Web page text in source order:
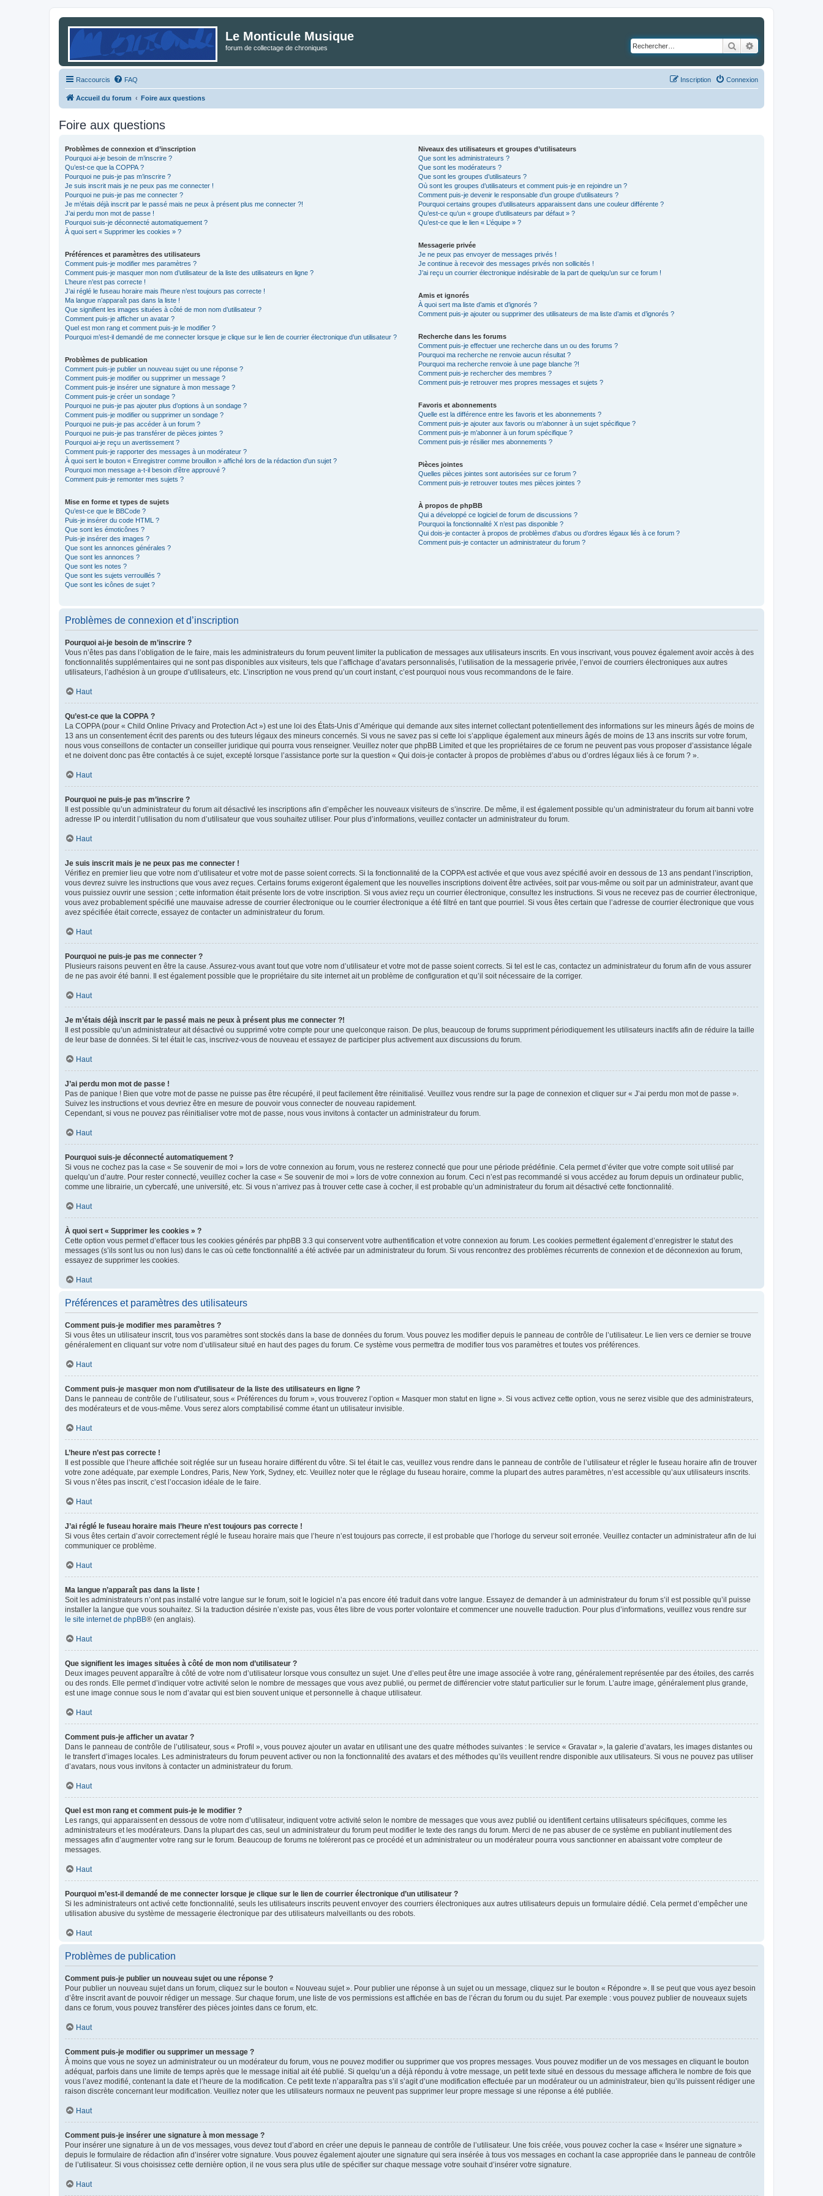
Le Monticule Musique
forum de collectage de chroniques Rechercher
Raccourcis FAQ Connexion
Inscription
Accueil du forum Foire aux questions
Foire aux questions
Problèmes de connexion et d’inscription
Pourquoi ai-je besoin de m’inscrire ?
Qu’est-ce que la COPPA ?
Pourquoi ne puis-je pas m’inscrire ?
Je suis inscrit mais je ne peux pas me connecter !
Pourquoi ne puis-je pas me connecter ?
Je m’étais déjà inscrit par le passé mais ne peux à présent plus me connecter ?!
J’ai perdu mon mot de passe !
Pourquoi suis-je déconnecté automatiquement ?
À quoi sert « Supprimer les cookies » ?
Préférences et paramètres des utilisateurs
Comment puis-je modifier mes paramètres ?
Comment puis-je masquer mon nom d’utilisateur de la liste des utilisateurs en ligne ?
L’heure n’est pas correcte !
J’ai réglé le fuseau horaire mais l’heure n’est toujours pas correcte !
Ma langue n’apparaît pas dans la liste !
Que signifient les images situées à côté de mon nom d’utilisateur ?
Comment puis-je afficher un avatar ?
Quel est mon rang et comment puis-je le modifier ?
Pourquoi m’est-il demandé de me connecter lorsque je clique sur le lien de courrier électronique d’un utilisateur ?
Problèmes de publication
Comment puis-je publier un nouveau sujet ou une réponse ?
Comment puis-je modifier ou supprimer un message ?
Comment puis-je insérer une signature à mon message ?
Comment puis-je créer un sondage ?
Pourquoi ne puis-je pas ajouter plus d’options à un sondage ?
Comment puis-je modifier ou supprimer un sondage ?
Pourquoi ne puis-je pas accéder à un forum ?
Pourquoi ne puis-je pas transférer de pièces jointes ?
Pourquoi ai-je reçu un avertissement ?
Comment puis-je rapporter des messages à un modérateur ?
À quoi sert le bouton « Enregistrer comme brouillon » affiché lors de la rédaction d’un sujet ?
Pourquoi mon message a-t-il besoin d’être approuvé ?
Comment puis-je remonter mes sujets ?
Mise en forme et types de sujets
Qu’est-ce que le BBCode ?
Puis-je insérer du code HTML ?
Que sont les émoticônes ?
Puis-je insérer des images ?
Que sont les annonces générales ?
Que sont les annonces ?
Que sont les notes ?
Que sont les sujets verrouillés ?
Que sont les icônes de sujet ?
Niveaux des utilisateurs et groupes d’utilisateurs
Que sont les administrateurs ?
Que sont les modérateurs ?
Que sont les groupes d’utilisateurs ?
Où sont les groupes d’utilisateurs et comment puis-je en rejoindre un ?
Comment puis-je devenir le responsable d’un groupe d’utilisateurs ?
Pourquoi certains groupes d’utilisateurs apparaissent dans une couleur différente ?
Qu’est-ce qu’un « groupe d’utilisateurs par défaut » ?
Qu’est-ce que le lien « L’équipe » ?
Messagerie privée
Je ne peux pas envoyer de messages privés !
Je continue à recevoir des messages privés non sollicités !
J’ai reçu un courrier électronique indésirable de la part de quelqu’un sur ce forum !
Amis et ignorés
À quoi sert ma liste d’amis et d’ignorés ?
Comment puis-je ajouter ou supprimer des utilisateurs de ma liste d’amis et d’ignorés ?
Recherche dans les forums
Comment puis-je effectuer une recherche dans un ou des forums ?
Pourquoi ma recherche ne renvoie aucun résultat ?
Pourquoi ma recherche renvoie à une page blanche ?!
Comment puis-je rechercher des membres ?
Comment puis-je retrouver mes propres messages et sujets ?
Favoris et abonnements
Quelle est la différence entre les favoris et les abonnements ?
Comment puis-je ajouter aux favoris ou m’abonner à un sujet spécifique ?
Comment puis-je m’abonner à un forum spécifique ?
Comment puis-je résilier mes abonnements ?
Pièces jointes
Quelles pièces jointes sont autorisées sur ce forum ?
Comment puis-je retrouver toutes mes pièces jointes ?
À propos de phpBB
Qui a développé ce logiciel de forum de discussions ?
Pourquoi la fonctionnalité X n’est pas disponible ?
Qui dois-je contacter à propos de problèmes d’abus ou d’ordres légaux liés à ce forum ?
Comment puis-je contacter un administrateur du forum ?
Problèmes de connexion et d’inscription
Pourquoi ai-je besoin de m’inscrire ?
Vous n’êtes pas dans l’obligation de le faire, mais les administrateurs du forum peuvent limiter la publication de messages aux utilisateurs inscrits. En vous inscrivant, vous pouvez également avoir accès à des
fonctionnalités supplémentaires qui ne sont pas disponibles aux visiteurs, tels que l’affichage d’avatars personnalisés, l’utilisation de la messagerie privée, l’envoi de courriers électroniques aux autres
utilisateurs, l’adhésion à un groupe d’utilisateurs, etc. L’inscription ne vous prend qu’un court instant, c’est pourquoi nous vous recommandons de le faire.
Haut
Qu’est-ce que la COPPA ?
La COPPA (pour « Child Online Privacy and Protection Act ») est une loi des États-Unis d’Amérique qui demande aux sites internet collectant potentiellement des informations sur les mineurs âgés de moins de
13 ans un consentement écrit des parents ou des tuteurs légaux des mineurs concernés. Si vous ne savez pas si cette loi s’applique également aux mineurs âgés de moins de 13 ans inscrits sur votre forum,
nous vous conseillons de contacter un conseiller juridique qui pourra vous renseigner. Veuillez noter que phpBB Limited et que les propriétaires de ce forum ne peuvent pas vous proposer d’assistance légale
et ne doivent donc pas être contactés à ce sujet, excepté lorsque l’assistance porte sur la question « Qui dois-je contacter à propos de problèmes d’abus ou d’ordres légaux liés à ce forum ? ».
Haut
Pourquoi ne puis-je pas m’inscrire ?
Il est possible qu’un administrateur du forum ait désactivé les inscriptions afin d’empêcher les nouveaux visiteurs de s’inscrire. De même, il est également possible qu’un administrateur du forum ait banni votre
adresse IP ou interdit l’utilisation du nom d’utilisateur que vous souhaitez utiliser. Pour plus d’informations, veuillez contacter un administrateur du forum.
Haut
Je suis inscrit mais je ne peux pas me connecter !
Vérifiez en premier lieu que votre nom d’utilisateur et votre mot de passe soient corrects. Si la fonctionnalité de la COPPA est activée et que vous avez spécifié avoir en dessous de 13 ans pendant l’inscription,
vous devrez suivre les instructions que vous avez reçues. Certains forums exigeront également que les nouvelles inscriptions doivent être activées, soit par vous-même ou soit par un administrateur, avant que
vous puissiez ouvrir une session ; cette information était présente lors de votre inscription. Si vous aviez reçu un courrier électronique, consultez les instructions. Si vous ne recevez pas de courrier électronique,
vous avez probablement spécifié une mauvaise adresse de courrier électronique ou le courrier électronique a été filtré en tant que pourriel. Si vous êtes certain que l’adresse de courrier électronique que vous
avez spécifiée était correcte, essayez de contacter un administrateur du forum.
Haut
Pourquoi ne puis-je pas me connecter ?
Plusieurs raisons peuvent en être la cause. Assurez-vous avant tout que votre nom d’utilisateur et votre mot de passe soient corrects. Si tel est le cas, contactez un administrateur du forum afin de vous assurer
de ne pas avoir été banni. Il est également possible que le propriétaire du site internet ait un problème de configuration et qu’il soit nécessaire de la corriger.
Haut
Je m’étais déjà inscrit par le passé mais ne peux à présent plus me connecter ?!
Il est possible qu’un administrateur ait désactivé ou supprimé votre compte pour une quelconque raison. De plus, beaucoup de forums suppriment périodiquement les utilisateurs inactifs afin de réduire la taille
de leur base de données. Si tel était le cas, inscrivez-vous de nouveau et essayez de participer plus activement aux discussions du forum.
Haut
J’ai perdu mon mot de passe !
Pas de panique ! Bien que votre mot de passe ne puisse pas être récupéré, il peut facilement être réinitialisé. Veuillez vous rendre sur la page de connexion et cliquer sur « J’ai perdu mon mot de passe ».
Suivez les instructions et vous devriez être en mesure de pouvoir vous connecter de nouveau rapidement.
Cependant, si vous ne pouvez pas réinitialiser votre mot de passe, nous vous invitons à contacter un administrateur du forum.
Haut
Pourquoi suis-je déconnecté automatiquement ?
Si vous ne cochez pas la case « Se souvenir de moi » lors de votre connexion au forum, vous ne resterez connecté que pour une période prédéfinie. Cela permet d’éviter que votre compte soit utilisé par
quelqu’un d’autre. Pour rester connecté, veuillez cocher la case « Se souvenir de moi » lors de votre connexion au forum. Ceci n’est pas recommandé si vous accédez au forum depuis un ordinateur public,
comme une librairie, un cybercafé, une université, etc. Si vous n’arrivez pas à trouver cette case à cocher, il est probable qu’un administrateur du forum ait désactivé cette fonctionnalité.
Haut
À quoi sert « Supprimer les cookies » ?
Cette option vous permet d’effacer tous les cookies générés par phpBB 3.3 qui conservent votre authentification et votre connexion au forum. Les cookies permettent également d’enregistrer le statut des
messages (s’ils sont lus ou non lus) dans le cas où cette fonctionnalité a été activée par un administrateur du forum. Si vous rencontrez des problèmes récurrents de connexion et de déconnexion au forum,
essayez de supprimer les cookies.
Haut
Préférences et paramètres des utilisateurs
Comment puis-je modifier mes paramètres ?
Si vous êtes un utilisateur inscrit, tous vos paramètres sont stockés dans la base de données du forum. Vous pouvez les modifier depuis le panneau de contrôle de l’utilisateur. Le lien vers ce dernier se trouve
généralement en cliquant sur votre nom d’utilisateur situé en haut des pages du forum. Ce système vous permettra de modifier tous vos paramètres et toutes vos préférences.
Haut
Comment puis-je masquer mon nom d’utilisateur de la liste des utilisateurs en ligne ?
Dans le panneau de contrôle de l’utilisateur, sous « Préférences du forum », vous trouverez l’option « Masquer mon statut en ligne ». Si vous activez cette option, vous ne serez visible que des administrateurs,
des modérateurs et de vous-même. Vous serez alors comptabilisé comme étant un utilisateur invisible.
Haut
L’heure n’est pas correcte !
Il est possible que l’heure affichée soit réglée sur un fuseau horaire différent du vôtre. Si tel était le cas, veuillez vous rendre dans le panneau de contrôle de l’utilisateur et régler le fuseau horaire afin de trouver
votre zone adéquate, par exemple Londres, Paris, New York, Sydney, etc. Veuillez noter que le réglage du fuseau horaire, comme la plupart des autres paramètres, n’est accessible qu’aux utilisateurs inscrits.
Si vous n’êtes pas inscrit, c’est l’occasion idéale de le faire.
Haut
J’ai réglé le fuseau horaire mais l’heure n’est toujours pas correcte !
Si vous êtes certain d’avoir correctement réglé le fuseau horaire mais que l’heure n’est toujours pas correcte, il est probable que l’horloge du serveur soit erronée. Veuillez contacter un administrateur afin de lui
communiquer ce problème.
Haut
Ma langue n’apparaît pas dans la liste !
Soit les administrateurs n’ont pas installé votre langue sur le forum, soit le logiciel n’a pas encore été traduit dans votre langue. Essayez de demander à un administrateur du forum s’il est possible qu’il puisse
installer la langue que vous souhaitez. Si la traduction désirée n’existe pas, vous êtes libre de vous porter volontaire et commencer une nouvelle traduction. Pour plus d’informations, veuillez vous rendre sur
le site internet de phpBB® (en anglais).
Haut
Que signifient les images situées à côté de mon nom d’utilisateur ?
Deux images peuvent apparaître à côté de votre nom d’utilisateur lorsque vous consultez un sujet. Une d’elles peut être une image associée à votre rang, généralement représentée par des étoiles, des carrés
ou des ronds. Elle permet d’indiquer votre activité selon le nombre de messages que vous avez publié, ou permet de différencier votre statut particulier sur le forum. L’autre image, généralement plus grande,
est une image connue sous le nom d’avatar qui est bien souvent unique et personnelle à chaque utilisateur.
Haut
Comment puis-je afficher un avatar ?
Dans le panneau de contrôle de l’utilisateur, sous « Profil », vous pouvez ajouter un avatar en utilisant une des quatre méthodes suivantes : le service « Gravatar », la galerie d’avatars, les images distantes ou
le transfert d’images locales. Les administrateurs du forum peuvent activer ou non la fonctionnalité des avatars et des méthodes qu’ils veuillent rendre disponible aux utilisateurs. Si vous ne pouvez pas utiliser
d’avatars, nous vous invitons à contacter un administrateur du forum.
Haut
Quel est mon rang et comment puis-je le modifier ?
Les rangs, qui apparaissent en dessous de votre nom d’utilisateur, indiquent votre activité selon le nombre de messages que vous avez publié ou identifient certains utilisateurs spécifiques, comme les
administrateurs et les modérateurs. Dans la plupart des cas, seul un administrateur du forum peut modifier le texte des rangs du forum. Merci de ne pas abuser de ce système en publiant inutilement des
messages afin d’augmenter votre rang sur le forum. Beaucoup de forums ne toléreront pas ce procédé et un administrateur ou un modérateur pourra vous sanctionner en abaissant votre compteur de
messages.
Haut
Pourquoi m’est-il demandé de me connecter lorsque je clique sur le lien de courrier électronique d’un utilisateur ?
Si les administrateurs ont activé cette fonctionnalité, seuls les utilisateurs inscrits peuvent envoyer des courriers électroniques aux autres utilisateurs depuis un formulaire dédié. Cela permet d’empêcher une
utilisation abusive du système de messagerie électronique par des utilisateurs malveillants ou des robots.
Haut
Problèmes de publication
Comment puis-je publier un nouveau sujet ou une réponse ?
Pour publier un nouveau sujet dans un forum, cliquez sur le bouton « Nouveau sujet ». Pour publier une réponse à un sujet ou un message, cliquez sur le bouton « Répondre ». Il se peut que vous ayez besoin
d’être inscrit avant de pouvoir rédiger un message. Sur chaque forum, une liste de vos permissions est affichée en bas de l’écran du forum ou du sujet. Par exemple : vous pouvez publier de nouveaux sujets
dans ce forum, vous pouvez transférer des pièces jointes dans ce forum, etc.
Haut
Comment puis-je modifier ou supprimer un message ?
À moins que vous ne soyez un administrateur ou un modérateur du forum, vous ne pouvez modifier ou supprimer que vos propres messages. Vous pouvez modifier un de vos messages en cliquant le bouton
adéquat, parfois dans une limite de temps après que le message initial ait été publié. Si quelqu’un a déjà répondu à votre message, un petit texte situé en dessous du message affichera le nombre de fois que
vous l’avez modifié, contenant la date et l’heure de la modification. Ce petit texte n’apparaîtra pas s’il s’agit d’une modification effectuée par un modérateur ou un administrateur, bien qu’ils puissent rédiger une
raison discrète concernant leur modification. Veuillez noter que les utilisateurs normaux ne peuvent pas supprimer leur propre message si une réponse a été publiée.
Haut
Comment puis-je insérer une signature à mon message ?
Pour insérer une signature à un de vos messages, vous devez tout d’abord en créer une depuis le panneau de contrôle de l’utilisateur. Une fois créée, vous pouvez cocher la case « Insérer une signature »
depuis le formulaire de rédaction afin d’insérer votre signature. Vous pouvez également ajouter une signature qui sera insérée à tous vos messages en cochant la case appropriée dans le panneau de contrôle
de l’utilisateur. Si vous choisissez cette dernière option, il ne vous sera plus utile de spécifier sur chaque message votre souhait d’insérer votre signature.
Haut